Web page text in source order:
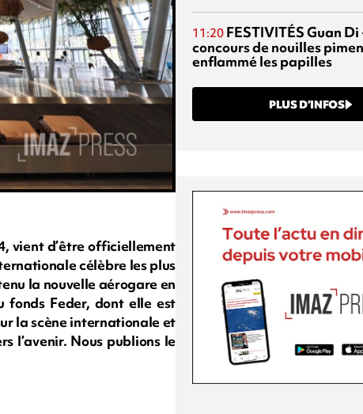
vient d’être officiellement
célèbre les plus
la nouvelle aérogare en
fonds Feder, dont elle est
la scène internationale et
l’avenir. Nous publions le
11:20 FESTIVITÉSGuan Di
concours de nouilles
enflammé les papilles
PLUS D’INFOS